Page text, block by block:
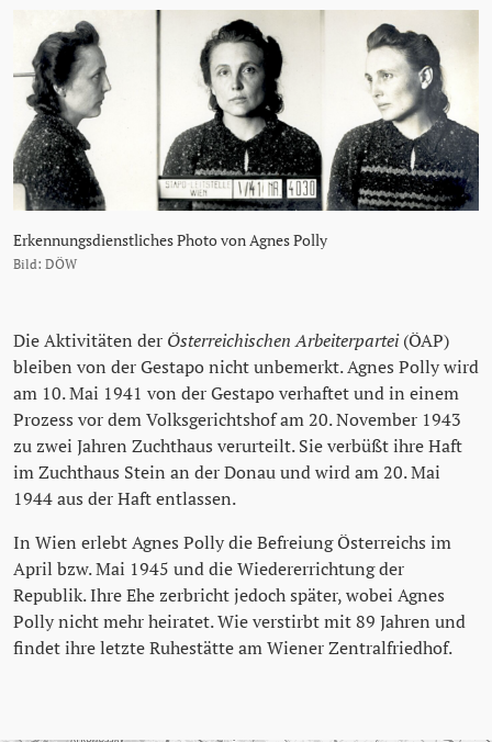
Erkennungsdienstliches Photo von Agnes Polly
Bild: DÖW
Die Aktivitäten der Österreichischen Arbeiterpartei(ÖAP)
bleiben von der Gestapo nicht unbemerkt. Agnes Polly wird
am 10. Mai 1941 von der Gestapo verhaftet und in einem
Prozess vor dem Volksgerichtshof am 20. November 1943
zu zwei Jahren Zuchthaus verurteilt. Sie verbüßt ihre Haft
im Zuchthaus Stein an der Donau und wird am 20. Mai
1944 aus der Haft entlassen.
In Wien erlebt Agnes Polly die Befreiung Österreichs im
April bzw. Mai 1945 und die Wiedererrichtung der
Republik. Ihre Ehe zerbricht jedoch später, wobei Agnes
Polly nicht mehr heiratet. Wie verstirbt mit 89 Jahren und
findet ihre letzte Ruhestätte am Wiener Zentralfriedhof.